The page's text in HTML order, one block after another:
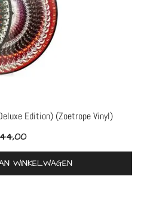
Edition) (Zoetrope Vinyl)
44,00
WINKELWAGEN